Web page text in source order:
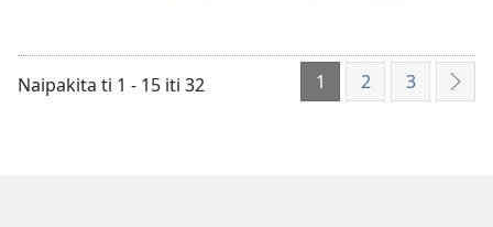
Naipakita ti 1 - 15 iti 32 1 2 3